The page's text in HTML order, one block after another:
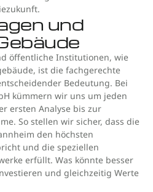
und
öffentliche Institutionen, wie
ist die fachgerechte
Bedeutung. Bei
kümmern wir uns um jeden
ersten Analyse bis zur
So stellen wir sicher, dass die
den höchsten
und die speziellen
erfüllt. Was könnte besser
und gleichzeitig Werte